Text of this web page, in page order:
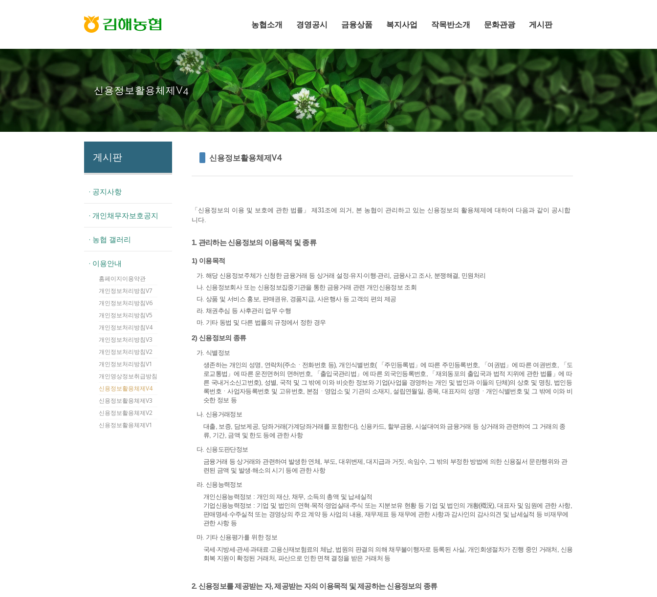
농협소개 경영공시 금융상품 복지사업 작목반소개 문화관광 게시판
신용정보활용체제V4
게시판
· 공지사항
· 개인채무자보호공지
· 농협 갤러리
· 이용안내
홈페이지이용약관
개인정보처리방침V7
개인정보처리방침V6
개인정보처리방침V5
개인정보처리방침V4
개인정보처리방침V3
개인정보처리방침V2
개인정보처리방침V1
개인영상정보취급방침
신용정보활용체제V4
신용정보활용체제V3
신용정보활용체제V2
신용정보활용체제V1
신용정보활용체제V4
「신용정보의 이용 및 보호에 관한 법률」 제31조에 의거, 본 농협이 관리하고 있는 신용정보의 활용체제에 대하여 다음과 같이 공시합
니다.
1. 관리하는 신용정보의 이용목적 및 종류
1) 이용목적
가. 해당 신용정보주체가 신청한 금융거래 등 상거래 설정·유지·이행·관리, 금융사고 조사, 분쟁해결, 민원처리
나. 신용정보회사 또는 신용정보집중기관을 통한 금융거래 관련 개인신용정보 조회
다. 상품 및 서비스 홍보, 판매권유, 경품지급, 사은행사 등 고객의 편의 제공
라. 채권추심 등 사후관리 업무 수행
마. 기타 동법 및 다른 법률의 규정에서 정한 경우
2) 신용정보의 종류
가. 식별정보
생존하는 개인의 성명, 연락처(주소ㆍ전화번호 등), 개인식별번호( 「주민등록법」에 따른 주민등록번호, 「여권법」에 따른 여권번호, 「도
로교통법」에 따른 운전면허의 면허번호, 「출입국관리법」에 따른 외국인등록번호, 「재외동포의 출입국과 법적 지위에 관한 법률」에 따
른 국내거소신고번호), 성별, 국적 및 그 밖에 이와 비슷한 정보와 기업(사업을 경영하는 개인 및 법인과 이들의 단체)의 상호 및 명칭, 법인등
록번호ㆍ사업자등록번호 및 고유번호, 본점ㆍ영업소 및 기관의 소재지, 설립연월일, 종목, 대표자의 성명ㆍ개인식별번호 및 그 밖에 이와 비
슷한 정보 등
나. 신용거래정보
대출, 보증, 담보제공, 당좌거래(가계당좌거래를 포함한다), 신용카드, 할부금융, 시설대여와 금융거래 등 상거래와 관련하여 그 거래의 종
류, 기간, 금액 및 한도 등에 관한 사항
다. 신용도판단정보
금융거래 등 상거래와 관련하여 발생한 연체, 부도, 대위변제, 대지급과 거짓, 속임수, 그 밖의 부정한 방법에 의한 신용질서 문란행위와 관
련된 금액 및 발생·해소의 시기 등에 관한 사항
라. 신용능력정보
개인신용능력정보 : 개인의 재산, 채무, 소득의 총액 및 납세실적
기업신용능력정보 : 기업 및 법인의 연혁·목적·영업실태·주식 또는 지분보유 현황 등 기업 및 법인의 개황(槪況), 대표자 및 임원에 관한 사항,
판매명세·수주실적 또는 경영상의 주요 계약 등 사업의 내용, 재무제표 등 재무에 관한 사항과 감사인의 감사의견 및 납세실적 등 비재무에
관한 사항 등
마. 기타 신용평가를 위한 정보
국세·지방세·관세·과태료·고용산재보험료의 체납, 법원의 판결의 의해 채무불이행자로 등록된 사실, 개인회생절차가 진행 중인 거래처, 신용
회복 지원이 확정된 거래처, 파산으로 인한 면책 결정을 받은 거래처 등
2. 신용정보를 제공받는 자, 제공받는 자의 이용목적 및 제공하는 신용정보의 종류